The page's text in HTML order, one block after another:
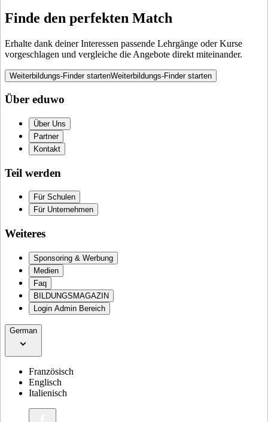
Finde den perfekten Match
Erhalte dank deiner Interessen passende Lehrgänge oder Kurse
vorgeschlagen und vergleiche die Angebote direkt miteinander.
Weiterbildungs-Finder startenWeiterbildungs-Finder starten
Über eduwo
Über Uns
Partner
Kontakt
Teil werden
Für Schulen
Für Unternehmen
Weiteres
Sponsoring & Werbung
Medien
Faq
BILDUNGSMAGAZIN
Login Admin Bereich
German
Französisch
Englisch
Italienisch